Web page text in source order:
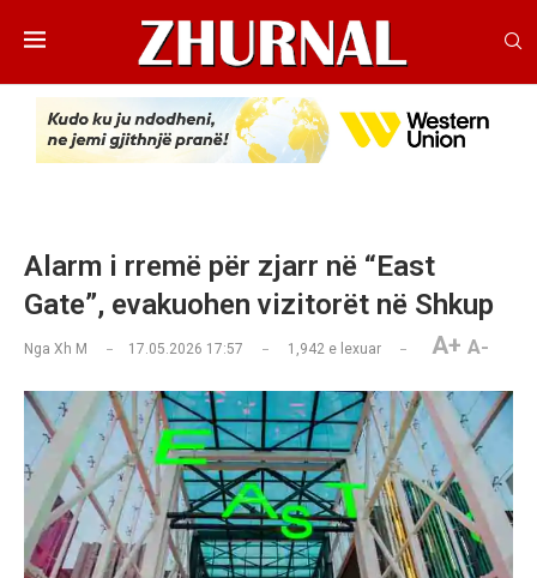
Alarm i rremë për zjarr në “East
Gate”, evakuohen vizitorët në Shkup
Nga Xh M 17.05.2026 17:57 1,942 e lexuar A+ A-